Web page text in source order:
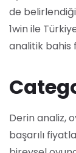
de
1win ile
analitik bahis
Derin analiz,
başarılı